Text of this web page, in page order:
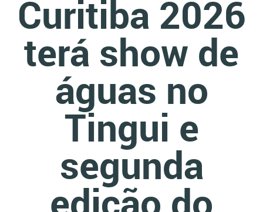
Curitiba 2026
terá show de
águas no
Tingui e
segunda